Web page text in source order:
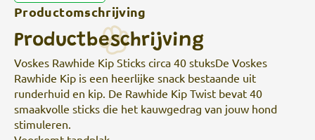
Productomschrijving
Productbeschrijving
Voskes Rawhide Kip Sticks circa 40 stuksDe Voskes
Rawhide Kip is een heerlijke snack bestaande uit
runderhuid en kip. De Rawhide Kip Twist bevat 40
smaakvolle sticks die het kauwgedrag van jouw hond
stimuleren.